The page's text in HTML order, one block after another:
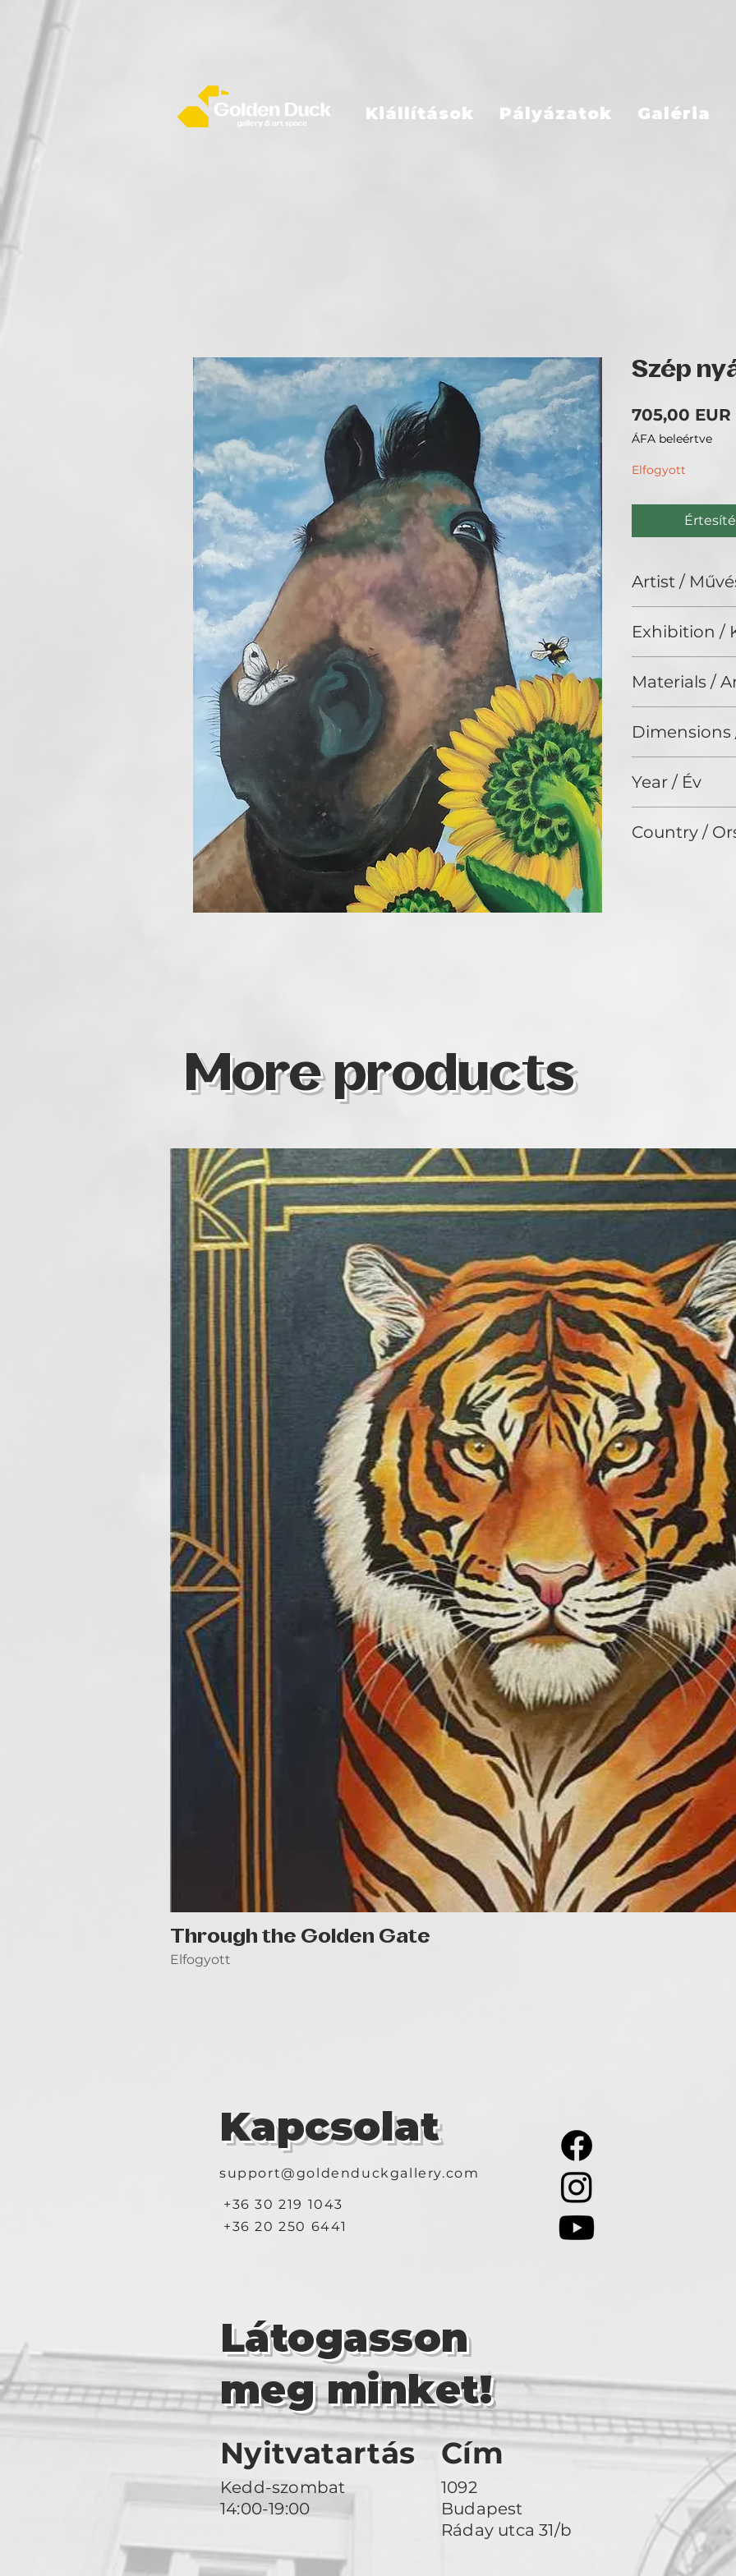
Kiállítások Pályázatok Galéria
Szép
705,00 EUR
ÁFA beleértve
Elfogyott
Artist /
Exhibition /
Materials /
Dimensions
Year / Év
Country /
More products
Through the Golden Gate
Elfogyott
Kapcsolat
support@goldenduckgallery.com
+36 30 219 1043
+36 20 250 6441
Látogasson
meg minket!
Nyitvatartás Cím
Kedd-szombat
14:00-19:00
1092
Budapest
Ráday utca 31/b